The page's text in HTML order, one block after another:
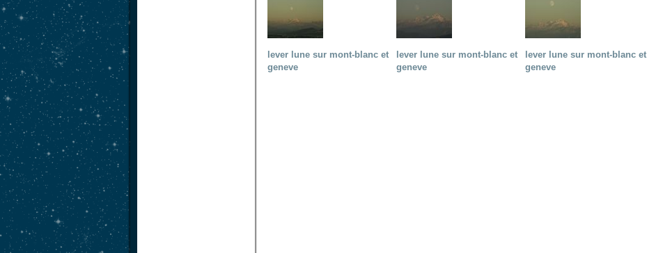
lever lune sur mont-blanc et
geneve
lever lune sur mont-blanc et
geneve
lever lune sur mont-blanc et
geneve